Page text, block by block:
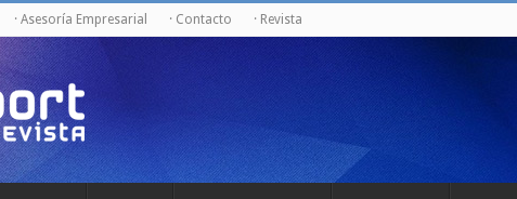
· Asesoría Empresarial · Contacto · Revista